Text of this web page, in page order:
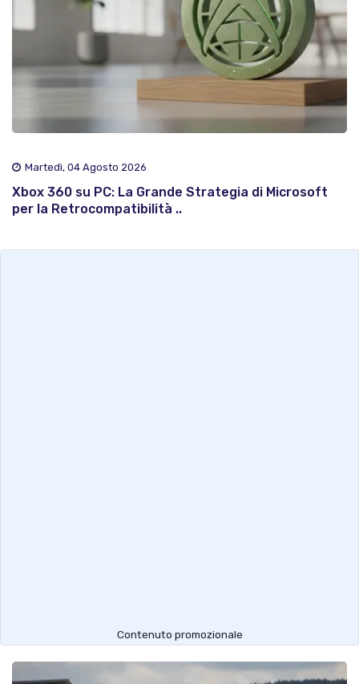
Martedì, 04 Agosto 2026
Xbox 360 su PC: La Grande Strategia di Microsoft
per la Retrocompatibilità ..
Contenuto promozionale